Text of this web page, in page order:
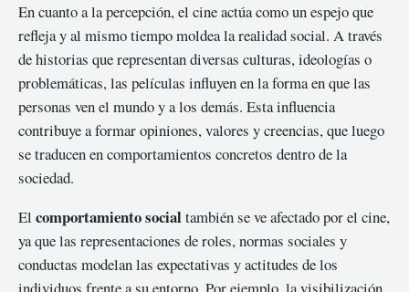
En cuanto a la percepción, el cine actúa como un espejo que
refleja y al mismo tiempo moldea la realidad social. A través
de historias que representan diversas culturas, ideologías o
problemáticas, las películas influyen en la forma en que las
personas ven el mundo y a los demás. Esta influencia
contribuye a formar opiniones, valores y creencias, que luego
se traducen en comportamientos concretos dentro de la
sociedad.
El comportamiento socialtambién se ve afectado por el cine,
ya que las representaciones de roles, normas sociales y
conductas modelan las expectativas y actitudes de los